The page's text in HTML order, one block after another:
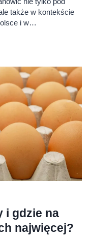
także w kontekście
i w…
i gdzie na
najwięcej?